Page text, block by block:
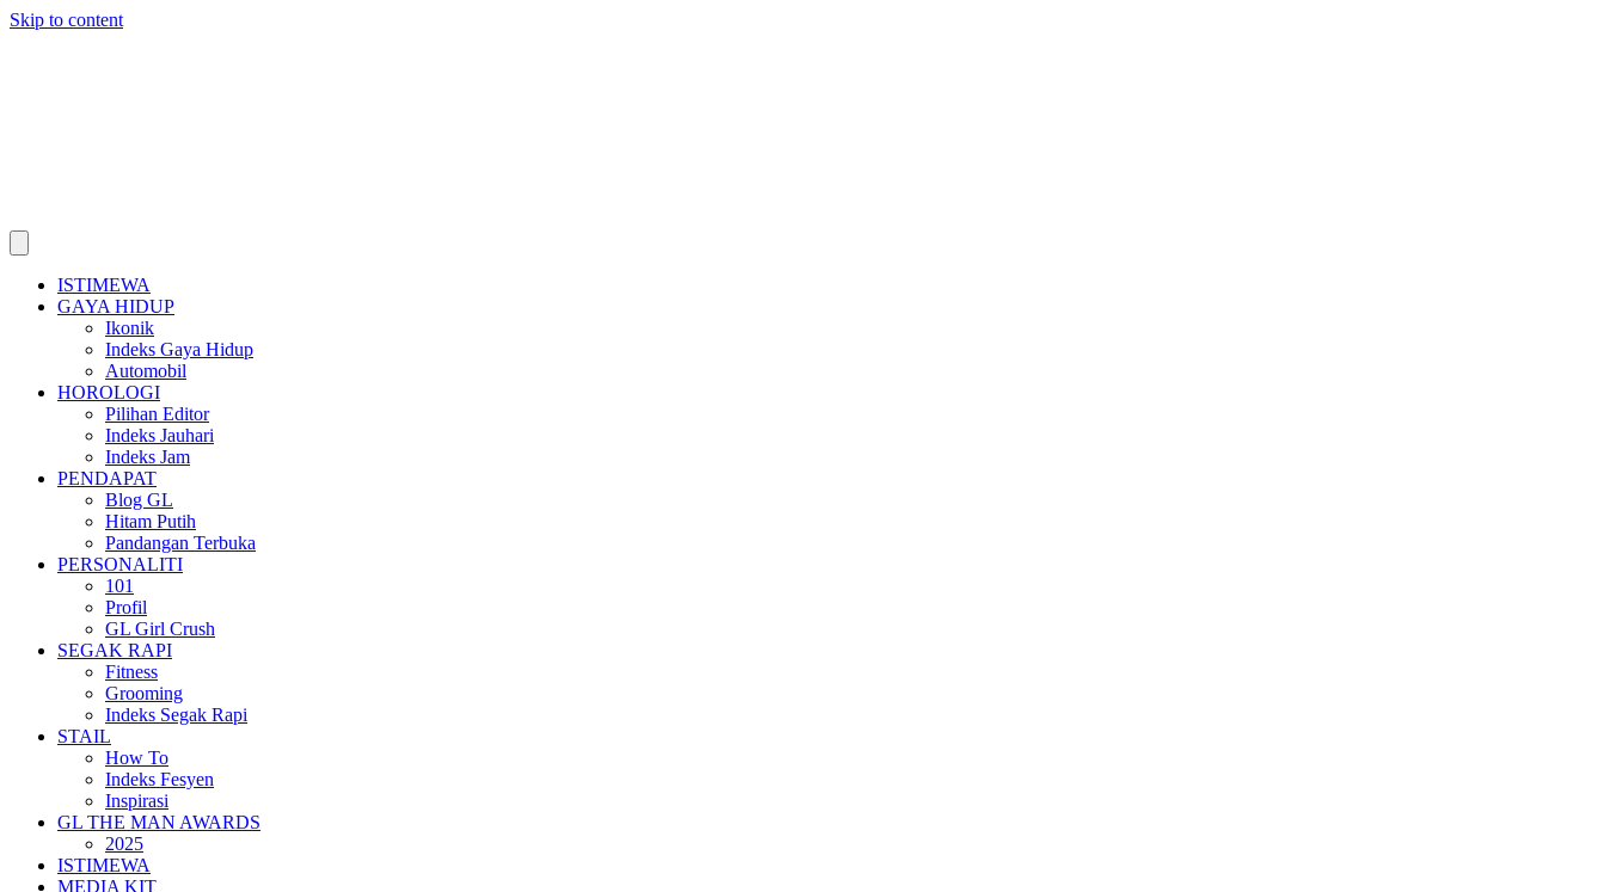
Skip to content
ISTIMEWA
GAYA HIDUP
Ikonik
Indeks Gaya Hidup
Automobil
HOROLOGI
Pilihan Editor
Indeks Jauhari
Indeks Jam
PENDAPAT
Blog GL
Hitam Putih
Pandangan Terbuka
PERSONALITI
101
Profil
GL Girl Crush
SEGAK RAPI
Fitness
Grooming
Indeks Segak Rapi
STAIL
How To
Indeks Fesyen
Inspirasi
GL THE MAN AWARDS
2025
ISTIMEWA
MEDIA KIT